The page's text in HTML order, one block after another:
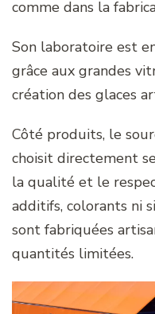
comme dans la
Son laboratoire est
grâce aux grandes
création des glaces
Côté produits, le
choisit directement
la qualité et le
additifs, colorants ni
sont fabriquées
quantités limitées.